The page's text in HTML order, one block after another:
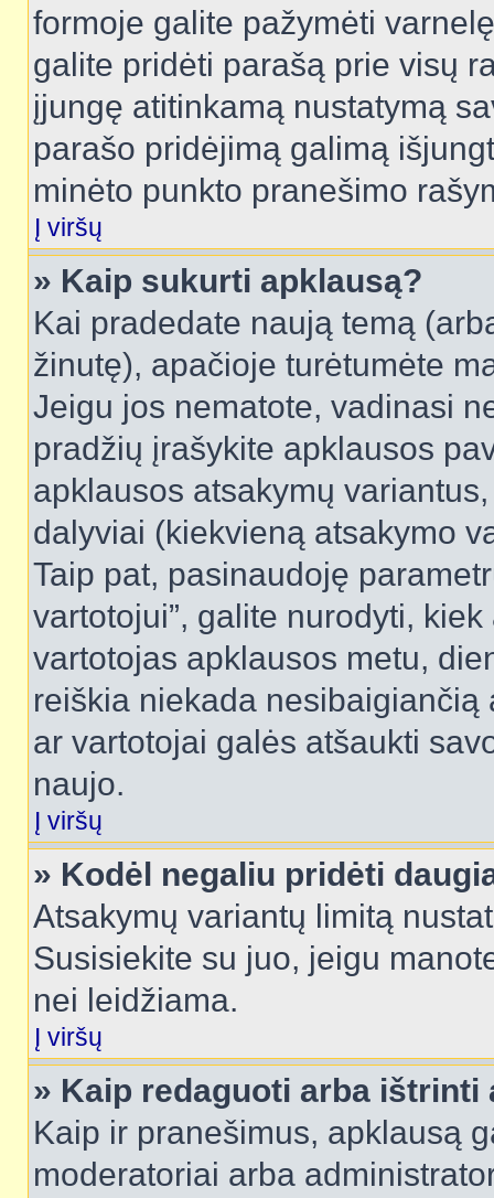
formoje galite pažymėti
galite pridėti parašą prie visų
įjungę atitinkamą nustatymą
parašo pridėjimą galimą
minėto punkto pranešimo
Į viršų
» Kaip sukurti apklausą?
Kai pradedate naują temą
žinutę), apačioje turėtumėte
Jeigu jos nematote, vadinasi
pradžių įrašykite apklausos
apklausos atsakymų
dalyviai (kiekvieną atsakymo
Taip pat, pasinaudoję
vartotojui”, galite nurodyti,
vartotojas apklausos metu,
reiškia niekada
ar vartotojai galės atšaukti
naujo.
Į viršų
» Kodėl negaliu pridėti
Atsakymų variantų limitą
Susisiekite su juo, jeigu
nei leidžiama.
Į viršų
» Kaip redaguoti arba ištrinti
Kaip ir pranešimus, apklausą
moderatoriai arba